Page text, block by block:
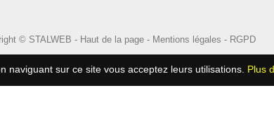
© STALWEB - Haut de la page- Mentions légales - RGPD
naviguant sur ce site vous acceptez leurs utilisations. Plus